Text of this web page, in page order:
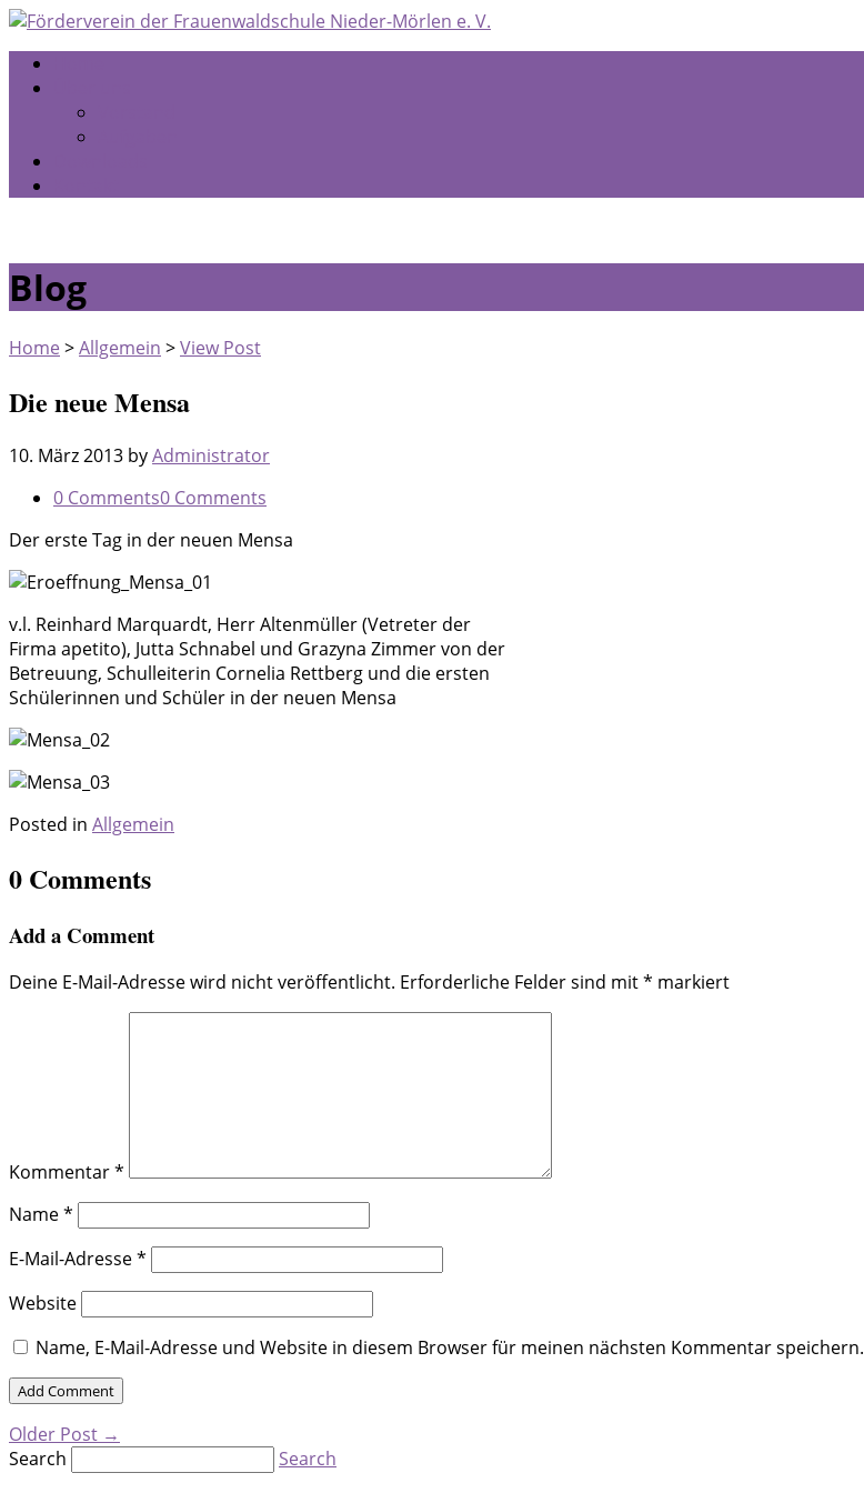
Blog
Home >Allgemein >View Post
Die neue Mensa
10. März 2013 byAdministrator
0 Comments0 Comments
Der erste Tag in der neuen Mensa
v.l. Reinhard Marquardt, Herr Altenmüller (Vetreter der
Firma apetito), Jutta Schnabel und Grazyna Zimmer von der
Betreuung, Schulleiterin Cornelia Rettberg und die ersten
Schülerinnen und Schüler in der neuen Mensa
Posted in Allgemein
0 Comments
Add a Comment
Deine E-Mail-Adresse wird nicht veröffentlicht. Erforderliche Felder sind mit* markiert
Kommentar*
Name*
E-Mail-Adresse*
Website
Name, E-Mail-Adresse und Website in diesem Browser für meinen nächsten Kommentar speichern.
Older Post →
Search
Search